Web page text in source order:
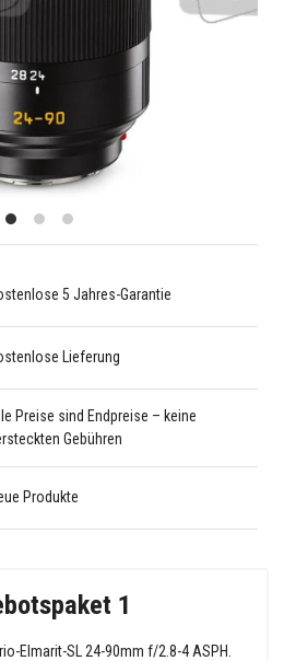
5 Jahres-Garantie
Lieferung
Preise sind Endpreise – keine
Gebühren
Produkte
1
Elmarit-SL 24-90mm f/2.8-4 ASPH.